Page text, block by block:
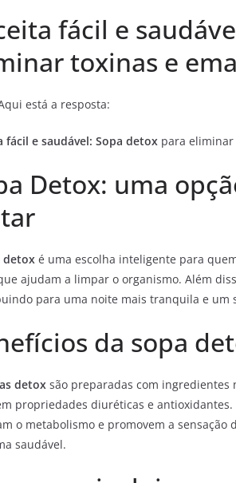
fácil e
toxinas e
está a resposta:
fácil e saudável: Sopa detox para eliminar
Detox: uma
detox é uma escolha inteligente para
ajudam a limpar o organismo. Além
para uma noite mais tranquila e um
da sopa
detox são preparadas com ingredientes
propriedades diuréticas e
o metabolismo e promovem a
saudável.